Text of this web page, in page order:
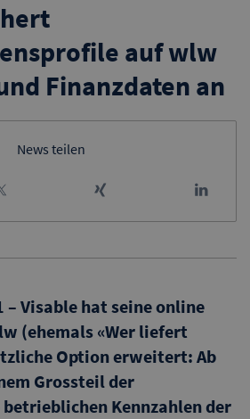
auf wlw
Finanzdaten an
News teilen
– Visable hat seine online
(ehemals «Wer liefert
Option erweitert: Ab
Grossteil der
Kennzahlen der